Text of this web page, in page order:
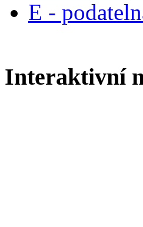
E -
Interaktivní